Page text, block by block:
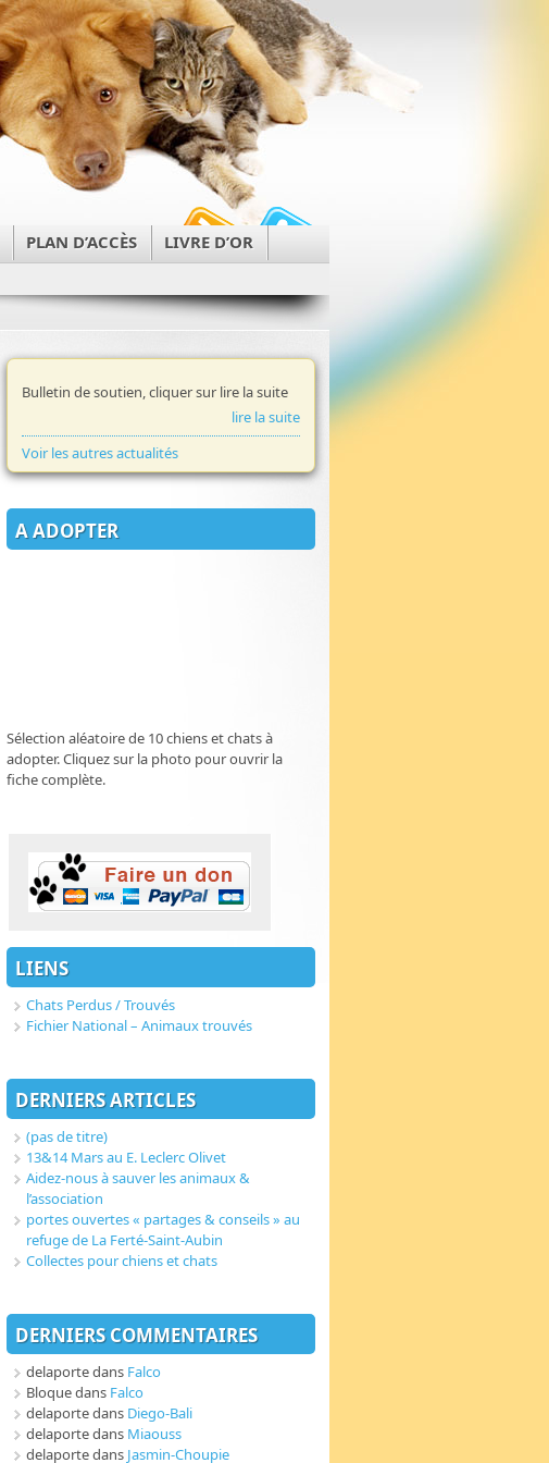
PLAN D’ACCÈS
LIVRE D’OR
Bulletin de soutien, cliquer sur lire la suite
lire la suite
Voir les autres actualités
A ADOPTER
Sélection aléatoire de 10 chiens et chats à
adopter. Cliquez sur la photo pour ouvrir la
fiche complète.
LIENS
Chats Perdus / Trouvés
Fichier National – Animaux trouvés
DERNIERS ARTICLES
(pas de titre)
13&14 Mars au E. Leclerc Olivet
Aidez-nous à sauver les animaux &
l’association
portes ouvertes « partages & conseils » au
refuge de La Ferté-Saint-Aubin
Collectes pour chiens et chats
DERNIERS COMMENTAIRES
delaportedans Falco
Bloquedans Falco
delaportedans Diego-Bali
delaportedans Miaouss
delaportedans Jasmin-Choupie